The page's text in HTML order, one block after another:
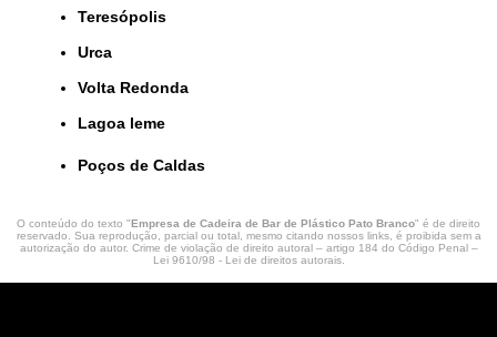
Teresópolis
Urca
Volta Redonda
lagoa leme
Poços de Caldas
O conteúdo do texto "Empresa de Cadeira de Bar de Plástico Pato Branco" é de direito
reservado. Sua reprodução, parcial ou total, mesmo citando nossos links, é proibida sem a
autorização do autor. Crime de violação de direito autoral – artigo 184 do Código Penal –
Lei 9610/98 - Lei de direitos autorais.